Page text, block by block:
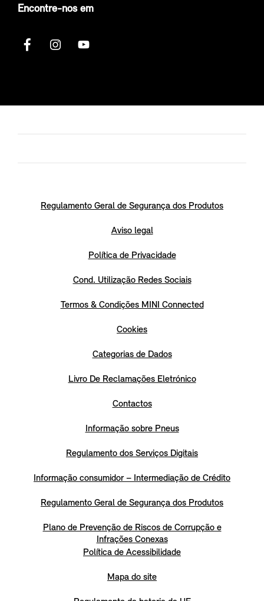
Encontre-nos em
Regulamento Geral de Segurança dos Produtos
Aviso legal
Política de Privacidade
Cond. Utilização Redes Sociais
Termos & Condições MINI Connected
Cookies
Categorias de Dados
Livro De Reclamações Eletrónico
Contactos
Informação sobre Pneus
Regulamento dos Serviços Digitais
Informação consumidor – Intermediação de Crédito
Regulamento Geral de Segurança dos Produtos
Plano de Prevenção de Riscos de Corrupção e
Infrações Conexas
Política de Acessibilidade
Mapa do site